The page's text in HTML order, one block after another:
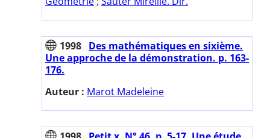
1998 Des mathématiques en sixième.
Une approche de la démonstration. p. 163-
176.
Auteur : Marot Madeleine